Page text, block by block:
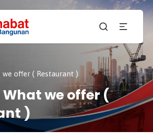
Anda
we offer ( Restaurant )
What we offer (
)